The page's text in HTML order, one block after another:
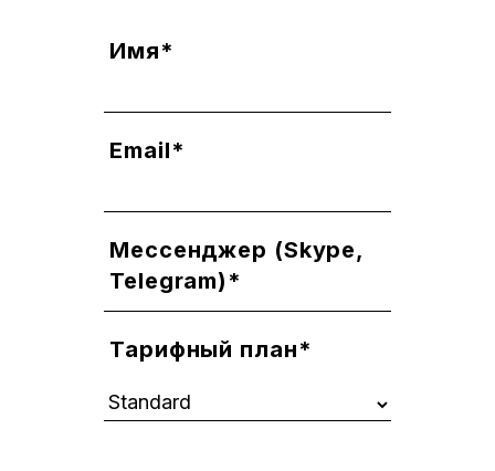
Имя*
Email*
Мессенджер (Skype,
Telegram)*
Тарифный план*